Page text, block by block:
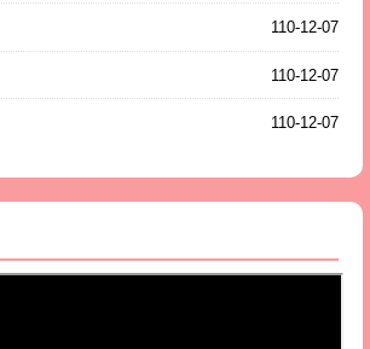
110-12-07
110-12-07
110-12-07